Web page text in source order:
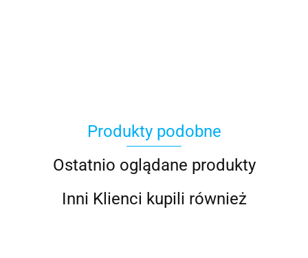
100%
Produkty podobne
Ostatnio oglądane produkty
Inni Klienci kupili również